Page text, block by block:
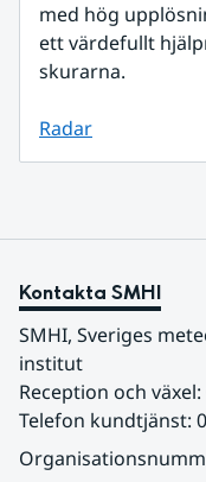
med hög
ett värdefullt
skurarna.
Radar
Kontakta SMHI
SMHI, Sveriges
institut
Reception och växel:
Telefon kundtjänst: